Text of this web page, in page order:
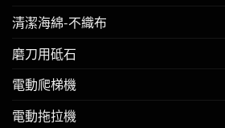
清潔海綿-不織布
磨刀用砥石
電動爬梯機
電動拖拉機